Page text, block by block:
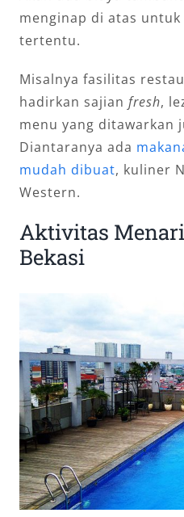
menginap di atas
tertentu.
Misalnya fasilitas
hadirkan sajian fresh,
menu yang ditawarkan
Diantaranya ada
mudah dibuat, kuliner
Western.
Aktivitas
Bekasi